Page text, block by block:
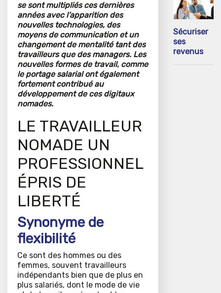
se sont multipliés ces dernières
années avec l’apparition des
nouvelles technologies, des
moyens de communication et un
changement de mentalité tant des
travailleurs que des managers. Les
nouvelles formes de travail, comme
le portage salarial ont également
fortement contribué au
développement de ces digitaux
nomades.
LE TRAVAILLEUR
NOMADE UN
PROFESSIONNEL
ÉPRIS DE
LIBERTÉ
Synonyme de
flexibilité
Ce sont des hommes ou des
femmes, souvent travailleurs
indépendants bien que de plus en
plus salariés, dont le mode de vie
Sécuriser
ses
revenus